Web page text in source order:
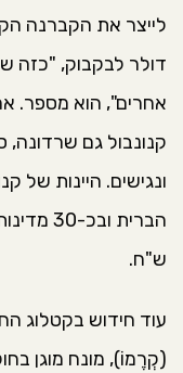
דולר לבקבוק, "כזה
אחרים", הוא מספר.
קנונבול גם שרדונה,
ונגישים. היינות של
ש"ח.
(קְרֶמוֹ), מונח מוגן